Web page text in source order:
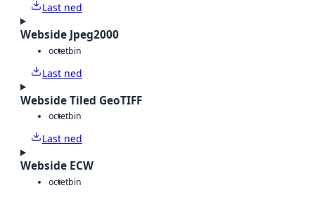
Last ned
Webside Jpeg2000
octetbin
Last ned
Webside Tiled GeoTIFF
octetbin
Last ned
Webside ECW
octetbin